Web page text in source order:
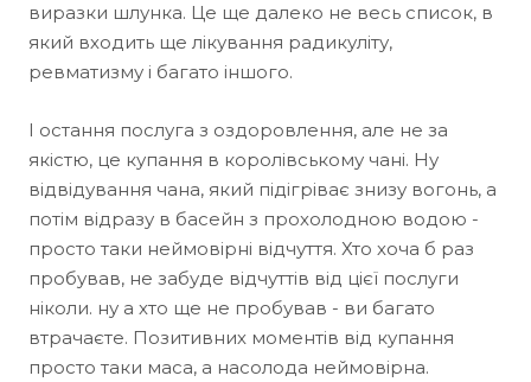
виразки шлунка. Це ще далеко не весь список, в
який входить ще лікування радикуліту,
ревматизму і багато іншого.
І остання послуга з оздоровлення, але не за
якістю, це купання в королівському чані. Ну
відвідування чана, який підігріває знизу вогонь, а
потім відразу в басейн з прохолодною водою -
просто таки неймовірні відчуття. Хто хоча б раз
пробував, не забуде відчуттів від цієї послуги
ніколи. ну а хто ще не пробував - ви багато
втрачаєте. Позитивних моментів від купання
просто таки маса, а насолода неймовірна.